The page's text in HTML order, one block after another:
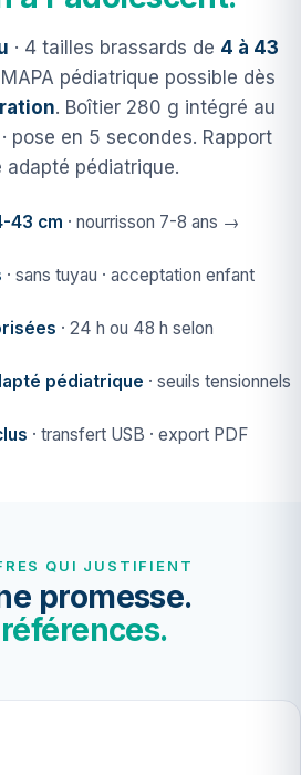
· 4 tailles brassards de 4 à 43
pédiatrique possible dès
. Boîtier 280 g intégré au
pose en 5 secondes. Rapport
adapté pédiatrique.
43 cm · nourrisson 7-8 ans →
· sans tuyau · acceptation enfant
· 24 h ou 48 h selon
pédiatrique · seuils tensionnels
· transfert USB · export PDF
QUI JUSTIFIENT
promesse.
références.